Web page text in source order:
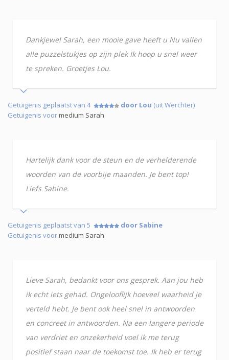
Dankjewel Sarah, een mooie gave heeft u Nu vallen
alle puzzelstukjes op zijn plek Ik hoop u snel weer
te spreken. Groetjes Lou.
Getuigenis geplaatst van 4 door Lou (uit Werchter)
Getuigenis voormedium Sarah
Hartelijk dank voor de steun en de verhelderende
woorden van de voorbije maanden. Je bent top!
Liefs Sabine.
Getuigenis geplaatst van 5
door Sabine
Getuigenis voormedium Sarah
Lieve Sarah, bedankt voor ons gesprek. Aan jou heb
ik echt iets gehad. Ongelooflijk hoeveel waarheid je
verteld hebt. Je bent ook heel snel in antwoorden
en concreet in antwoorden. Na een langere periode
van verdriet en onzekerheid voel ik me terug
positief staan naar de toekomst toe. Ik heb er terug